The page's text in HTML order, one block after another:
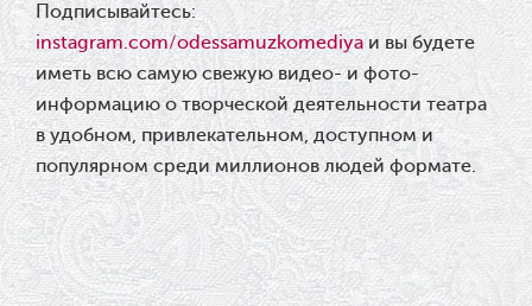
Подписывайтесь:
instagram.com/odessamuzkomediya и вы будете
иметь всю самую свежую видео- и фото-
информацию о творческой деятельности театра
в удобном, привлекательном, доступном и
популярном среди миллионов людей формате.